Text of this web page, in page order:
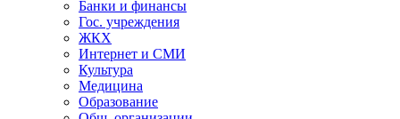
Банки и финансы
Гос. учреждения
ЖКХ
Интернет и СМИ
Культура
Медицина
Образование